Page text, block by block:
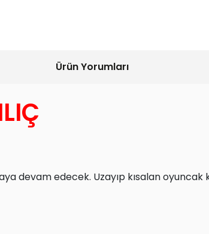
Ürün Yorumları
devam edecek. Uzayıp kısalan oyuncak